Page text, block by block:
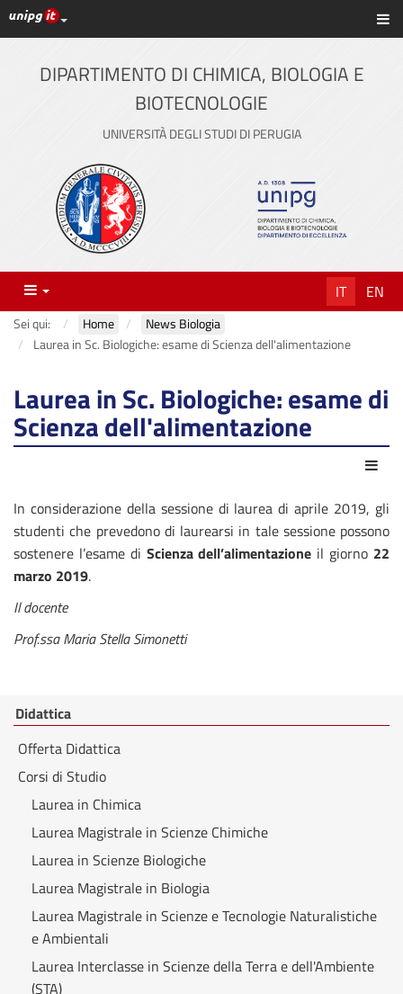
Vai
al
contenuto
principale
Link ai principali servizi web di Ateneo
DIPARTIMENTO DI CHIMICA, BIOLOGIA E
BIOTECNOLOGIE
UNIVERSITÀ DEGLI STUDI DI PERUGIA
Menu IT EN
Sei qui: Home
News Biologia
Laurea in Sc. Biologiche: esame di Scienza dell'alimentazione
Laurea in Sc. Biologiche: esame di
Scienza dell'alimentazione
In considerazione della sessione di laurea di aprile 2019, gli
studenti che prevedono di laurearsi in tale sessione possono
sostenere l’esame di Scienza dell’alimentazione il giorno 22
marzo 2019.
Il docente
Prof.ssa Maria Stella Simonetti
Didattica
Offerta Didattica
Corsi di Studio
Laurea in Chimica
Laurea Magistrale in Scienze Chimiche
Laurea in Scienze Biologiche
Laurea Magistrale in Biologia
Laurea Magistrale in Scienze e Tecnologie Naturalistiche
e Ambientali
Laurea Interclasse in Scienze della Terra e dell'Ambiente
(STA)